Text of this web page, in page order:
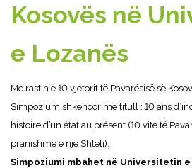
Kosovës në
e Lozanës
Me rastin e 10 vjetorit të Pavarësisë së
Simpozium shkencor me titull : 10 ans
histoire d’un état au présent (10 vite të
pranishme e një Shteti).
Simpoziumi mbahet në Universitetin